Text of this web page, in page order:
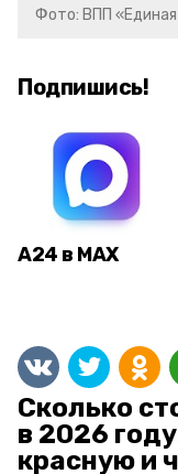
Фото: ВПП
Подпишись!
А24 в MAX
Сколько
в 2026
красную и